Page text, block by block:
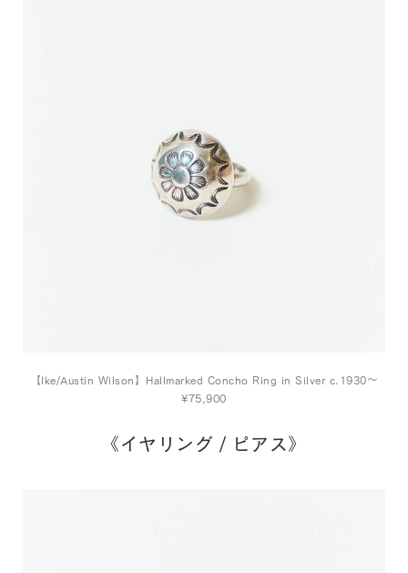
【Ike/Austin Wilson】Hallmarked Concho Ring in Silver c.1930～
¥75,900
《イヤリング / ピアス》